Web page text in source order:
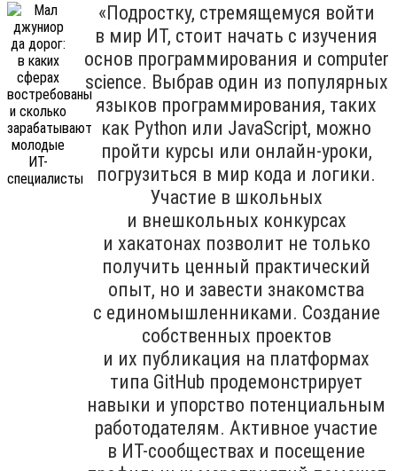
«Подростку, стремящемуся войти
в мир ИТ, стоит начать с изучения
основ программирования и computer
science. Выбрав один из популярных
языков программирования, таких
как Python или JavaScript, можно
пройти курсы или онлайн-уроки,
погрузиться в мир кода и логики.
Участие в школьных
и внешкольных конкурсах
и хакатонах позволит не только
получить ценный практический
опыт, но и завести знакомства
с единомышленниками. Создание
собственных проектов
и их публикация на платформах
типа GitHub продемонстрирует
навыки и упорство потенциальным
работодателям. Активное участие
в ИТ-сообществах и посещение